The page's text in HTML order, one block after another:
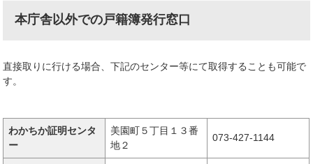
本庁舎以外での戸籍簿発行窓口
直接取りに行ける場合、下記のセンター等にて取得することも可能で
す。
わかちか証明センタ
ー
美園町５丁目１３番
地２
073-427-1144